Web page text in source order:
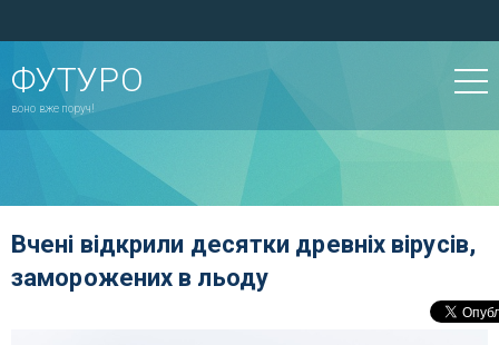
ФУТУРО
воно вже поруч!
Вчені відкрили десятки древніх вірусів,
заморожених в льоду